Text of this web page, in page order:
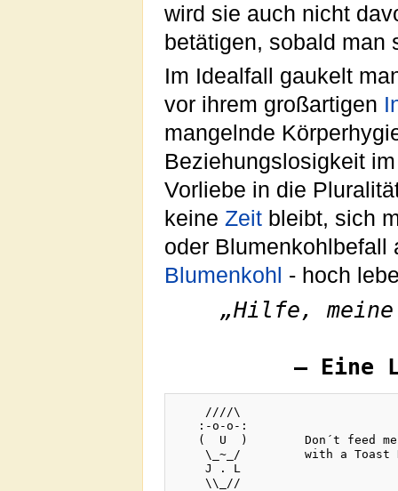
wird sie auch nicht
betätigen, sobald man
Im Idealfall gaukelt
vor ihrem großartigen
mangelnde
Beziehungslosigkeit
Vorliebe in die
keine Zeit bleibt, sich
oder Blumenkohlbefall
Blumenkohl - hoch
„Hilfe,
– Eine
    ////\
   :-o-o-:
   (  U  )        Don´t feed me
\_~_/         with a Toast
    J . L
    \\_//